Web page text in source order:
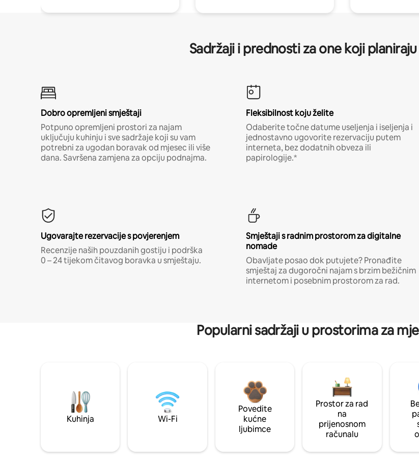
Sadržaji i prednosti za one koji
Dobro opremljeni smještaji
Potpuno opremljeni prostori za najam
uključuju kuhinju i sve sadržaje koji su vam
potrebni za ugodan boravak od mjesec ili više
dana. Savršena zamjena za opciju podnajma.
Fleksibilnost koju želite
Odaberite točne datume useljenja i iseljenja i
jednostavno ugovorite rezervaciju putem
interneta, bez dodatnih obveza ili
papirologije.*
Ugovarajte rezervacije s povjerenjem
Recenzije naših pouzdanih gostiju i podrška
0 – 24 tijekom čitavog boravka u smještaju.
Smještaji s radnim prostorom za digitalne
nomade
Obavljate posao dok putujete? Pronađite
smještaj za dugoročni najam s brzim bežičnim
internetom i posebnim prostorom za rad.
Popularni sadržaji u prostorima za
Kuhinja Wi-Fi
Povedite
kućne
ljubimce
Prostor za rad
na
prijenosnom
računalu